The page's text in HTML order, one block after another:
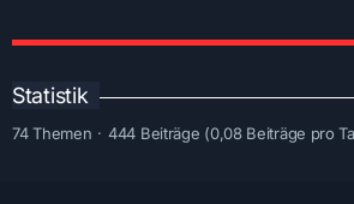
Statistik
74 Themen 444 Beiträge (0,08 Beiträge pro